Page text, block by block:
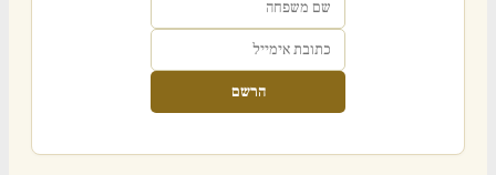
הרשם